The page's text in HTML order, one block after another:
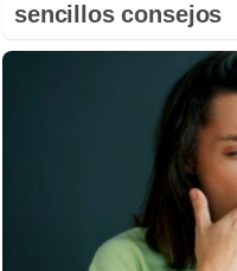
sencillos consejos